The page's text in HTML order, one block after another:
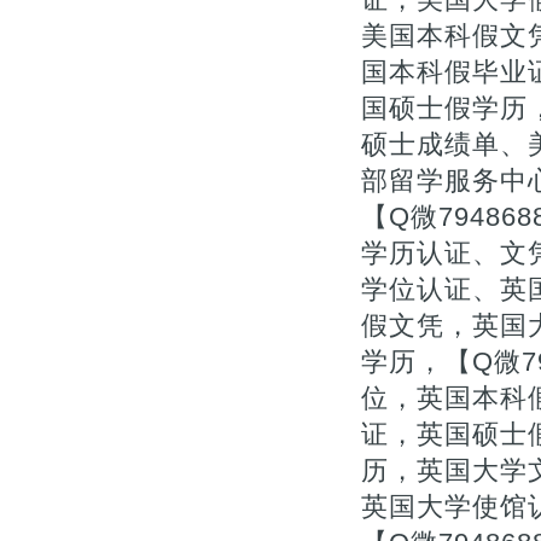
美国本科假文
国本科假毕业
国硕士假学历
硕士成绩单、
部留学服务中
【Q微
学历认证、文
学位认证、英
假文凭，英国
学历，【Q微
位，英国本科
证，英国硕士
历，英国大学
英国大学使馆